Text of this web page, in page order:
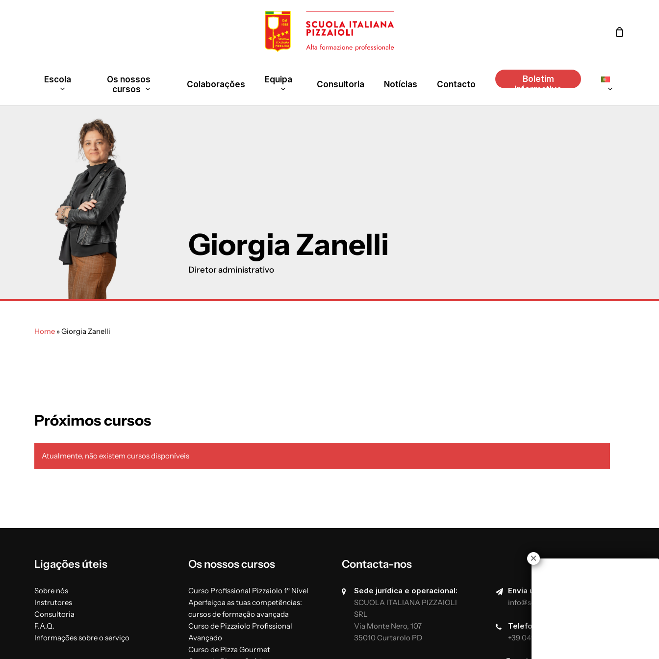
Escola
Os nossos
cursos
Colaborações Equipa Consultoria Notícias Contacto
Boletim
informativo
Giorgia Zanelli
Diretor administrativo
Home »Giorgia Zanelli
Próximos cursos
Atualmente, não existem cursos disponíveis
Ligações úteis
Sobre nós
Instrutores
Consultoria
F.A.Q.
Informações sobre o serviço
Os nossos cursos
Curso Profissional Pizzaiolo 1º Nível
Aperfeiçoa as tuas competências:
cursos de formação avançada
Curso de Pizzaiolo Profissional
Avançado
Curso de Pizza Gourmet
Contacta-nos
Sede jurídica e operacional:
SCUOLA ITALIANA PIZZAIOLI
SRL
Via Monte Nero, 107
35010 Curtarolo PD
Envia um e-mail:
info@scuolaitalianapizzaioli.it
Telefona:
+39 0499624665